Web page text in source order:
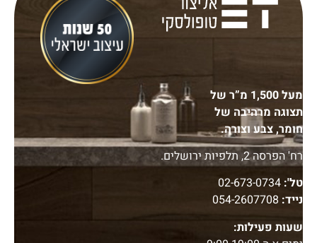
מעל 1,500 מ”ר של
תצוגה מרהיבה של
חומר, צבע וצורה.
רח' הפרסה 2, תלפיות ירושלים.
טל': 02-673-0734
נייד: 054-2607708
שעות פעילות: